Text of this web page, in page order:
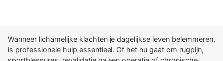
Wanneer lichamelijke klachten je dagelijkse leven belemmeren,
is professionele hulp essentieel. Of het nu gaat om rugpijn,